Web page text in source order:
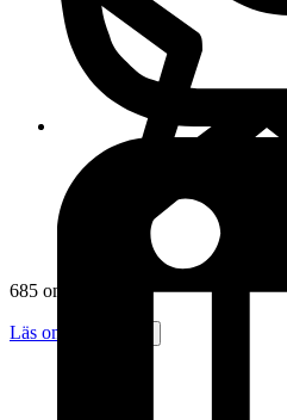
685 omdömen
Läs omdömen